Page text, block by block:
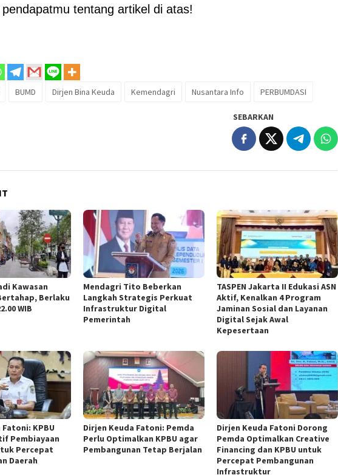
pendapatmu tentang artikel di atas!
BUMD Dirjen Bina Keuda Kemendagri Nusantara Info PERBUMDASI
SEBARKAN
Kawasan
Berlaku
WIB
Mendagri Tito Beberkan
Langkah Strategis Perkuat
Infrastruktur Digital
Pemerintah
TASPEN Jakarta II Edukasi ASN
Aktif, Kenalkan 4 Program
Jaminan Sosial dan Layanan
Digital Sejak Awal
Kepesertaan
KPBU
Pembiayaan
Percepat
Daerah
Dirjen Keuda Fatoni: Pemda
Perlu Optimalkan KPBU agar
Pembangunan Tetap Berjalan
Dirjen Keuda Fatoni Dorong
Pemda Optimalkan Creative
Financing dan KPBU untuk
Percepat Pembangunan
Infrastruktur